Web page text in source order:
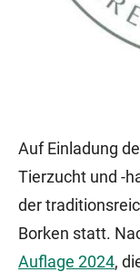
Auf Einladung
Tierzucht und -
der
Borken statt.
Auflage 2024,